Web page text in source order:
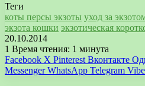
Теги
коты персы экзоты уход за
экзота кошки экзотическая
20.10.2014
1 Время чтения: 1 минута
Facebook X Pinterest Вконтакте
Messenger WhatsApp Telegram